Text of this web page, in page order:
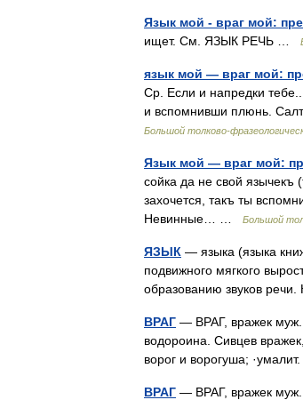
Язык мой - враг мой:
ищет. См. ЯЗЫК РЕЧЬ …
язык мой — враг мой:
Ср. Если и напредки
и вспомнивши плюнь.
Большой толково-
Язык мой — враг мой:
сойка да не свой язычекъ
захочется, такъ ты
Невинные… …
Большой
ЯЗЫК — языка (языка
подвижного мягкого
образованию звуков
ВРАГ — ВРАГ, вражек муж.
водороина. Сивцев
ворог и ворогуша;
ВРАГ — ВРАГ, вражек муж.